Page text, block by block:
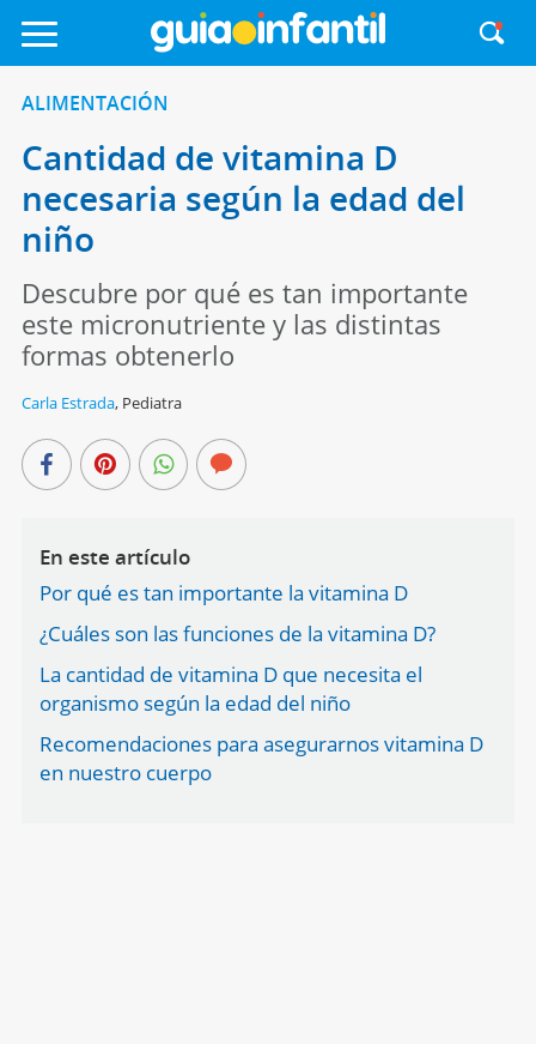
ALIMENTACIÓN
Cantidad de vitamina D
necesaria según la edad del
niño
Descubre por qué es tan importante
este micronutriente y las distintas
formas obtenerlo
Carla Estrada, Pediatra
En este artículo
Por qué es tan importante la vitamina D
¿Cuáles son las funciones de la vitamina D?
La cantidad de vitamina D que necesita el
organismo según la edad del niño
Recomendaciones para asegurarnos vitamina D
en nuestro cuerpo